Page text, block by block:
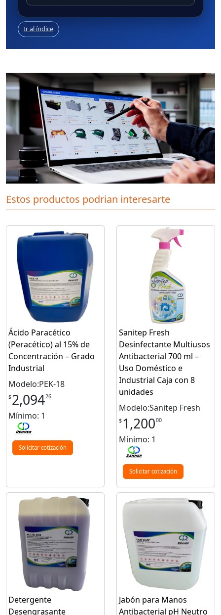
Ir al índice
Estos productos podrian interesarte
Ácido Paracético
(Peracético) al 15% de
Concentración – Grado
Industrial
Modelo:PEK-18
$2,09426
Mínimo: 1
Solicitar cotización
Sanitep Fresh
Desinfectante Multiusos
Antibacterial 700 ml –
Uso Doméstico e
Industrial Caja con 8
unidades
Modelo:Sanitep Fresh
$ 1,20000
Mínimo: 1
Solicitar cotización
Detergente
Desengrasante
Jabón para Manos
Antibacterial pH Neutro